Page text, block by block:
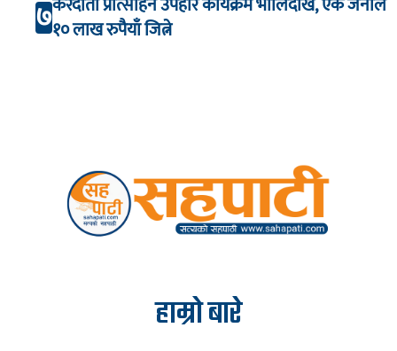
७१० लाख रुपैयाँ जित्ने
हाम्रो बारे